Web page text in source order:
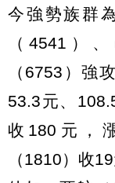
今強勢族群
（4541）
（6753）強
53.3元、
收180元，
（1810）收